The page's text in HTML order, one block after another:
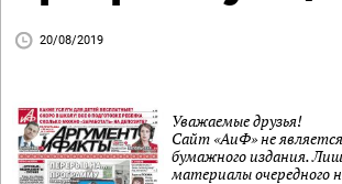
20/08/2019
Уважаемые друзья!
Сайт «АиФ» не
бумажного издания.
материалы очередного